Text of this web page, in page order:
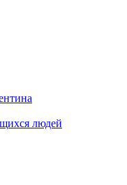
людей